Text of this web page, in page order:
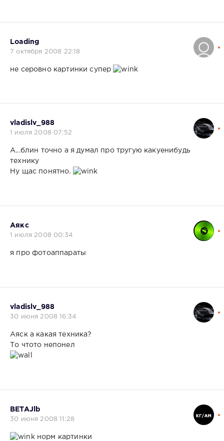
Loading
7 октября 2008 22:18
не серовно картинки супер
vladislv_988
1 июля 2008 07:52
А...блин точно а я думал про тругую какуенибудь
технику
Ну щас понятно.
Аякс
1 июля 2008 00:34
я про фотоаппараты
vladislv_988
30 июня 2008 16:34
Аяск а какая техника?
То чтото непонел
BETAJlb
30 июня 2008 11:28
норм картинки